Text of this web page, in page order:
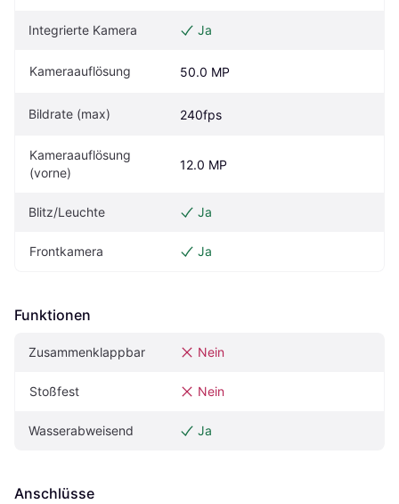
Integrierte Kamera Ja
Kameraauflösung 50.0 MP
Bildrate (max) 240fps
Kameraauflösung
(vorne)
12.0 MP
Blitz/Leuchte Ja
Frontkamera Ja
Funktionen
Zusammenklappbar Nein
Stoßfest Nein
Wasserabweisend Ja
Anschlüsse